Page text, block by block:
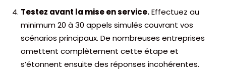
Testez avant la mise en service.Effectuez au
minimum 20 à 30 appels simulés couvrant vos
scénarios principaux. De nombreuses entreprises
omettent complètement cette étape et
s’étonnent ensuite des réponses incohérentes.